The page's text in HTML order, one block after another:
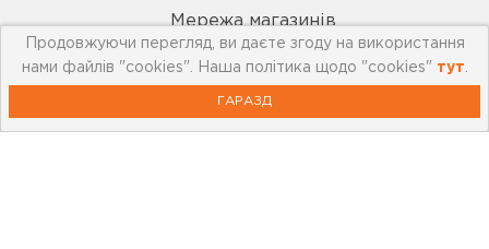
Мережа магазинів
Про leoceramika.com
Робота в Лео Кераміка
Продовжуючи перегляд, ви даєте згоду на використання
нами файлів "cookies". Наша політика щодо "cookies" тут
ГАРАЗД